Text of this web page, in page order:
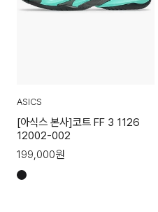
ASICS
[아식스 본사]코트 FF 3 1126
12002-002
199,000원